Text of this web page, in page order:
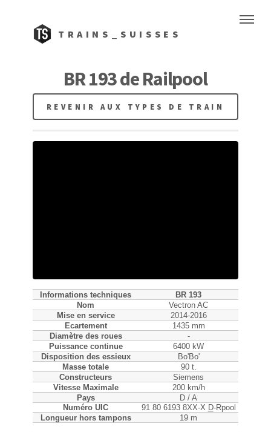
TRAINS_SUISSES
BR 193 de Railpool
REVENIR AUX TYPES DE TRAIN
Informations techniques
BR 193
Nom
Vectron AC
Mise en service
2014-2016
Ecartement
1435 mm
Diamètre des roues
-
Puissance continue
6400 kW
Disposition des essieux
Bo'Bo'
Masse totale
90 t.
Constructeurs
Siemens
Vitesse Maximale
200 km/h
Pays
D / A
Numéro UIC
91 80 6193 8XX-X D-Rpool
Longueur hors tampons
19 m